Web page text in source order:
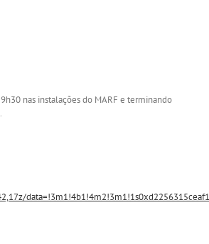
nas instalações do MARF e terminando